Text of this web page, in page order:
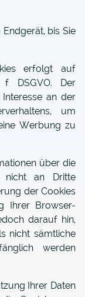
bis Sie
erfolgt auf
DSGVO. Der
an der
um
Werbung zu
über die
nicht an Dritte
der Cookies
Ihrer Browser-
darauf hin,
nicht sämtliche
werden
Ihrer Daten